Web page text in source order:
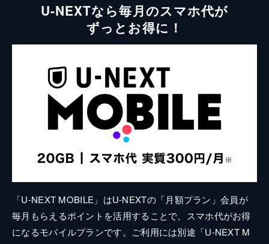
U-NEXTなら毎月のスマホ代が
ずっとお得に！
「U-NEXT MOBILE」はU-NEXTの「月額プラン」会員が
毎月もらえるポイントを活用することで、スマホ代がお得
になるモバイルプランです。ご利用には別途「U-NEXT M